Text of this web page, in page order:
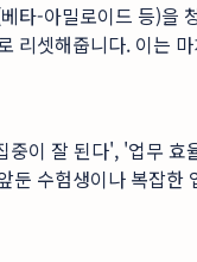
타-아밀로이드 등)
리셋해줍니다. 이는
이 잘 된다', '업무
수험생이나 복잡